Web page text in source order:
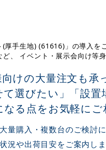
手生地) (61616)」の導入を
、 イベント・展示会向け等
けの大量注文も承
選びたい」「設
る点をお気軽にご
量購入・複数台のご検討に
況や出荷目安をご案内しま